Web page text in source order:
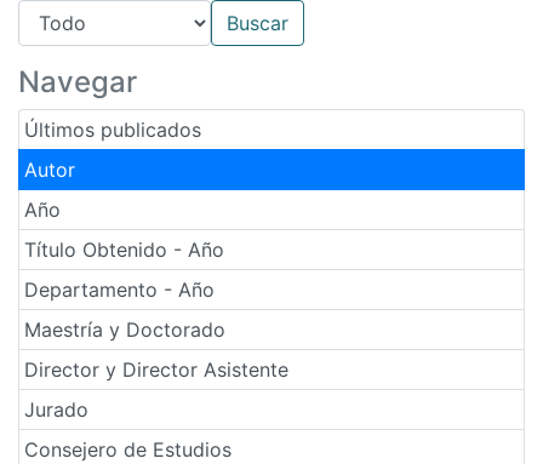
Navegar
Últimos publicados
Autor
Año
Título Obtenido - Año
Departamento - Año
Maestría y Doctorado
Director y Director Asistente
Jurado
Consejero de Estudios